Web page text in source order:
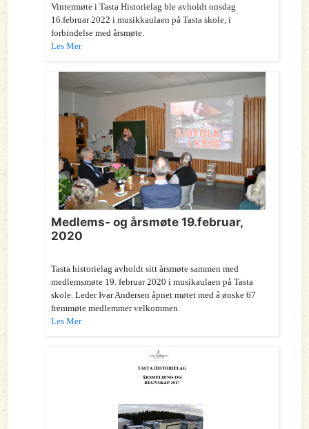
Vintermøte i Tasta Historielag ble avholdt onsdag
16.februar 2022 i musikkaulaen på Tasta skole, i
forbindelse med årsmøte.
Les Mer
Medlems- og årsmøte 19.februar,
2020
Tasta historielag avholdt sitt årsmøte sammen med
medlemsmøte 19. februar 2020 i musikaulaen på Tasta
skole. Leder Ivar Andersen åpnet møtet med å ønske 67
fremmøte medlemmer velkommen.
Les Mer